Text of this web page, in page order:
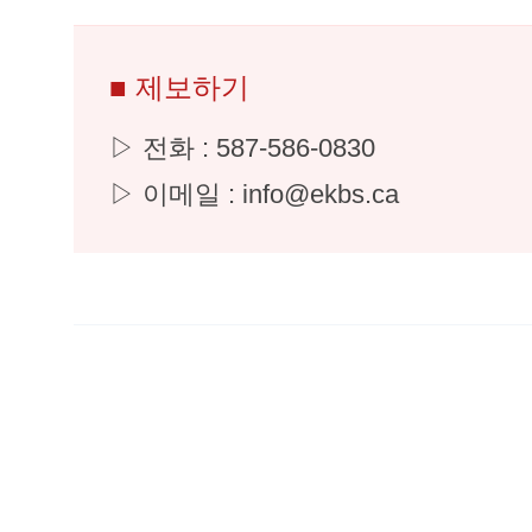
■ 제보하기
▷ 전화 : 587-586-0830
▷ 이메일 : info@ekbs.ca